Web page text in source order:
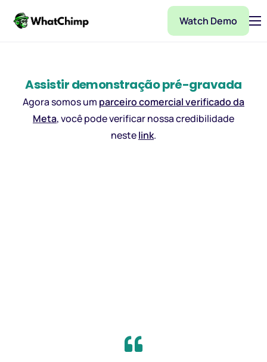
Partner
Integrations
Watch Demo
Assistir demonstração pré-gravada
Agora somos um parceiro comercial verificado da
Meta, você pode verificar nossa credibilidade
nestelink.